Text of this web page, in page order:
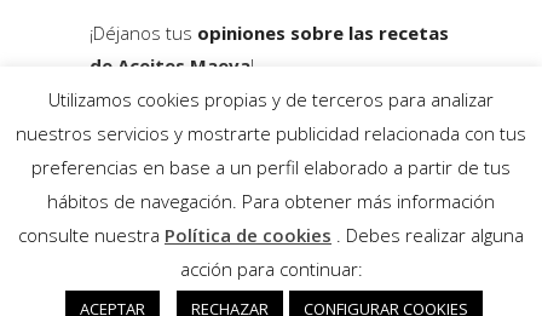
¡Déjanos tus opiniones sobre las recetas
de Aceites Maeva!
Utilizamos cookies propias y de terceros para analizar
nuestros servicios y mostrarte publicidad relacionada con tus
preferencias en base a un perfil elaborado a partir de tus
hábitos de navegación. Para obtener más información
consulte nuestra Política de cookies . Debes realizar alguna
acción para continuar:
ACEPTAR RECHAZAR CONFIGURAR COOKIES